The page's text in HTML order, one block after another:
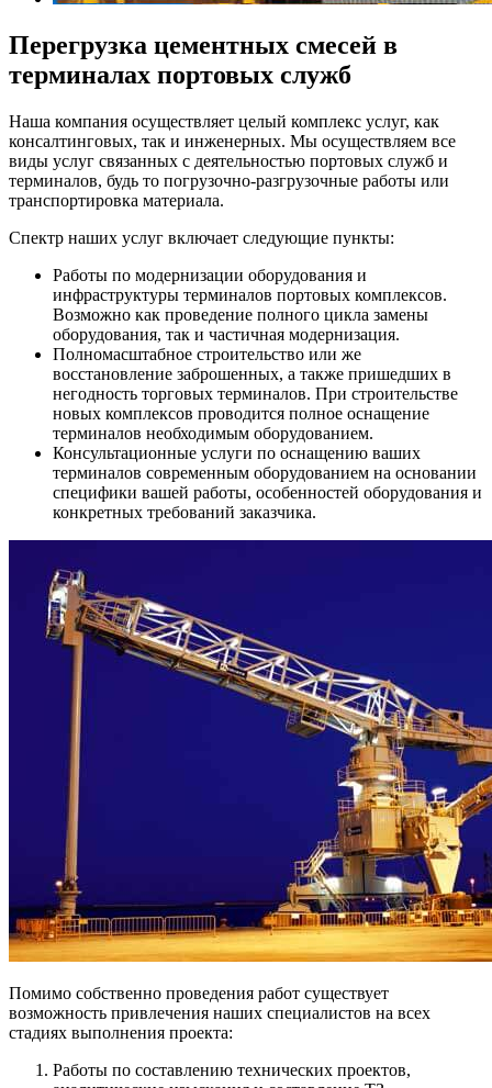
Перегрузка цементных смесей в
терминалах портовых служб
Наша компания осуществляет целый комплекс услуг, как
консалтинговых, так и инженерных. Мы осуществляем все
виды услуг связанных с деятельностью портовых служб и
терминалов, будь то погрузочно-разгрузочные работы или
транспортировка материала.
Спектр наших услуг включает следующие пункты:
Работы по модернизации оборудования и
инфраструктуры терминалов портовых комплексов.
Возможно как проведение полного цикла замены
оборудования, так и частичная модернизация.
Полномасштабное строительство или же
восстановление заброшенных, а также пришедших в
негодность торговых терминалов. При строительстве
новых комплексов проводится полное оснащение
терминалов необходимым оборудованием.
Консультационные услуги по оснащению ваших
терминалов современным оборудованием на основании
специфики вашей работы, особенностей оборудования и
конкретных требований заказчика.
Помимо собственно проведения работ существует
возможность привлечения наших специалистов на всех
стадиях выполнения проекта:
Работы по составлению технических проектов,